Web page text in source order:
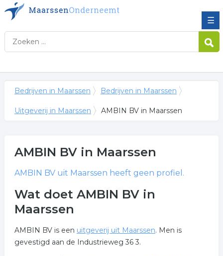
☰
Bedrijven in Maarssen Bedrijven in Maarssen
Uitgeverij in Maarssen AMBIN BV in Maarssen
AMBIN BVin Maarssen
AMBIN BVuit Maarssen heeft geen profiel.
Wat doet AMBIN BV in
Maarssen
AMBIN BV is een uitgeverij uit Maarssen. Men is
gevestigd aan de Industrieweg 36 3.